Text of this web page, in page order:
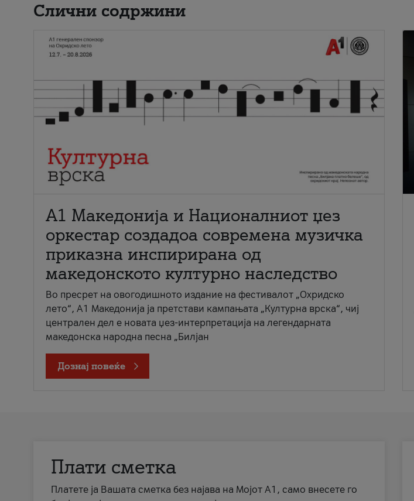
Слични содржини
А1 Македонија и Националниот џез
оркестар создадоа современа музичка
приказна инспирирана од
македонското културно наследство
Во пресрет на овогодишното издание на фестивалот „Охридско
лето“, А1 Македонија ја претстави кампањата „Културна врска“, чиј
централен дел е новата џез-интерпретација на легендарната
македонска народна песна „Билјан
Дознај повеќе
Плати сметка
Платете ја Вашата сметка без најава на Мојот А1, само внесете го